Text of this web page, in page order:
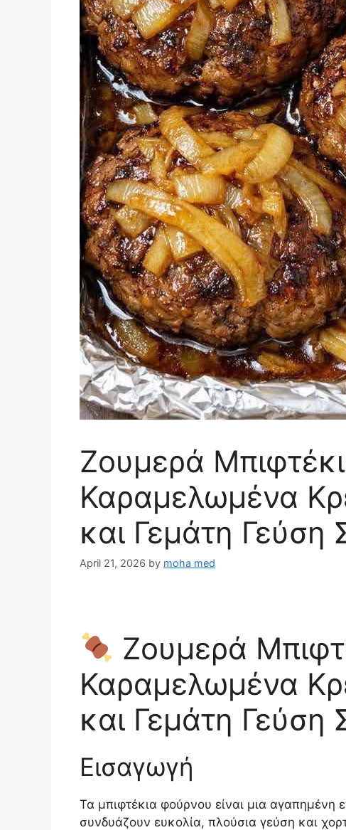
Ζουμερά
Καραμελωμένα
και Γεμάτη Γεύση
April 21, 2026 by moha med
Ζουμερά
Καραμελωμένα
και Γεμάτη Γεύση
Εισαγωγή
Τα μπιφτέκια φούρνου είναι μια αγαπημένη
συνδυάζουν ευκολία, πλούσια γεύση και